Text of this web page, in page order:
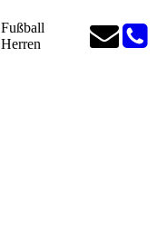
Fußball
Herren